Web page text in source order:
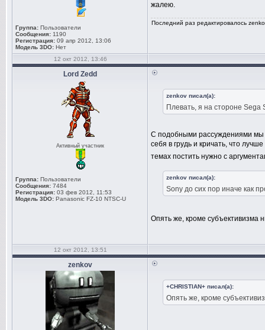
Группа: Пользователи
Сообщения: 1190
Регистрация: 09 апр 2012, 13:06
Модель 3DO: Нет
жалею.
Последний раз редактировалось
12 окт 2012, 13:46
Lord Zedd
Активный участник
Группа: Пользователи
Сообщения: 7484
Регистрация: 03 фев 2012, 11:53
Модель 3DO: Panasonic FZ-10 NTSC-U
zenkov писал(а):
Плевать, я на стороне Sega
С подобными рассуждениями мы
себя в грудь и кричать, что
темах постить нужно с
zenkov писал(а):
Sony до сих пор иначе как
Опять же, кроме субъективизма
12 окт 2012, 13:51
zenkov
+CHRISTIAN+ писал(а):
Опять же, кроме